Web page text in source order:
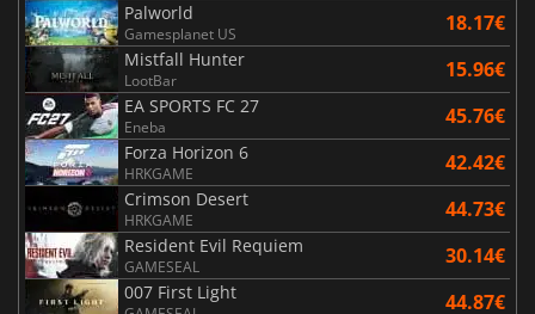
Palworld
Gamesplanet US 18.17€
Mistfall Hunter
LootBar 15.96€
EA SPORTS FC 27
Eneba 45.76€
Forza Horizon 6
HRKGAME 42.42€
Crimson Desert
HRKGAME 44.73€
Resident Evil Requiem
GAMESEAL 30.14€
007 First Light 44.87€